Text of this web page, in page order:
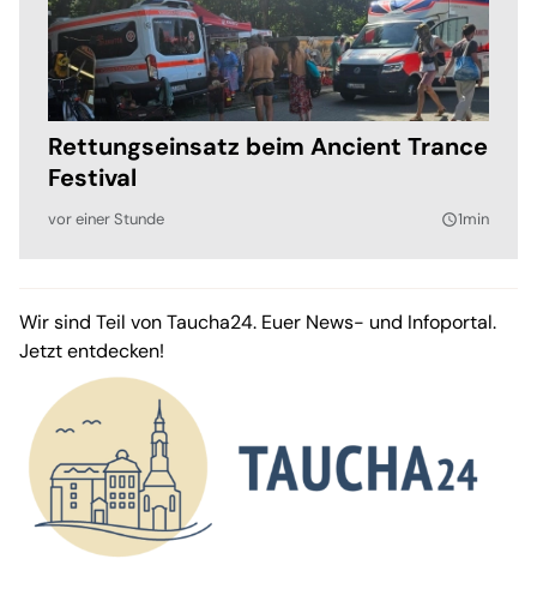
Rettungseinsatz beim Ancient Trance
Festival
vor einer Stunde query_builder1min
Wir sind Teil von Taucha24. Euer News- und Infoportal.
Jetzt entdecken!